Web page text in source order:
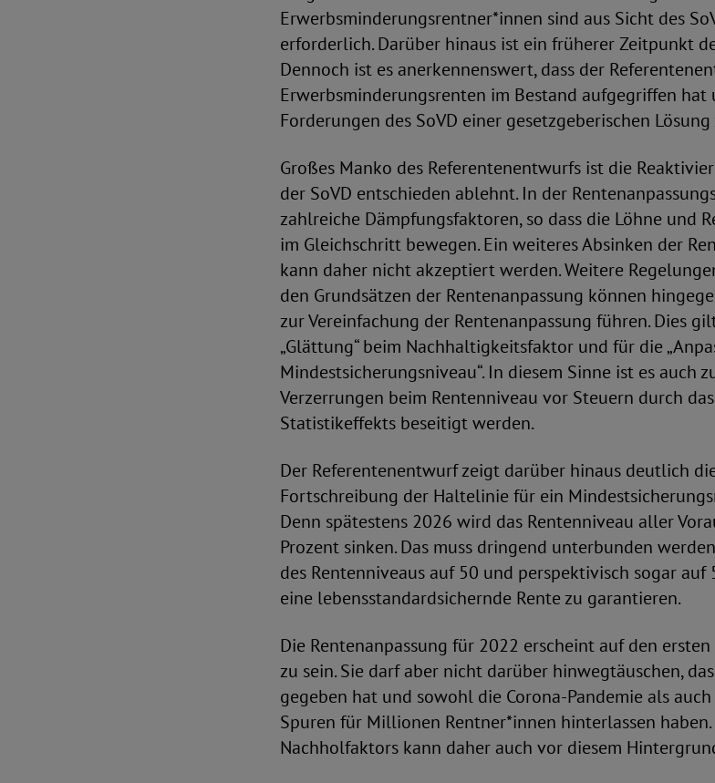
Erwerbsminderungsrentner*innen sind aus Sicht des
erforderlich. Darüber hinaus ist ein früherer Zeitpunkt
Dennoch ist es anerkennenswert, dass der
Erwerbsminderungsrenten im Bestand aufgegriffen
Forderungen des SoVD einer gesetzgeberischen
Großes Manko des Referentenentwurfs ist die
der SoVD entschieden ablehnt. In der
zahlreiche Dämpfungsfaktoren, so dass die Löhne und
im Gleichschritt bewegen. Ein weiteres Absinken der
kann daher nicht akzeptiert werden. Weitere
den Grundsätzen der Rentenanpassung können
zur Vereinfachung der Rentenanpassung führen. Dies
„Glättung“ beim Nachhaltigkeitsfaktor und für die
Mindestsicherungsniveau“. In diesem Sinne ist es auch
Verzerrungen beim Rentenniveau vor Steuern durch
Statistikeffekts beseitigt werden.
Der Referentenentwurf zeigt darüber hinaus deutlich
Fortschreibung der Haltelinie für ein
Denn spätestens 2026 wird das Rentenniveau aller
Prozent sinken. Das muss dringend unterbunden
des Rentenniveaus auf 50 und perspektivisch sogar
eine lebensstandardsichernde Rente zu garantieren.
Die Rentenanpassung für 2022 erscheint auf den
zu sein. Sie darf aber nicht darüber hinwegtäuschen,
gegeben hat und sowohl die Corona-Pandemie als
Spuren für Millionen Rentner*innen hinterlassen
Nachholfaktors kann daher auch vor diesem